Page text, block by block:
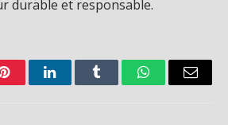
durable et responsable.
PinterestLinkedInTumblr WhatsAppEmail